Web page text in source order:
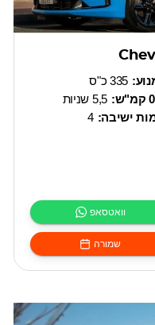
335 כ"ס
5,5 שניות
ישיבה: 4
וואטסאפ
שמורה